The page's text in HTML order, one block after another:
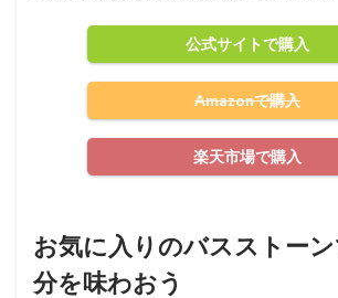
公式サイトで購入
Amazonで購入
楽天市場で購入
お気に入りのバスストー
分を味わおう